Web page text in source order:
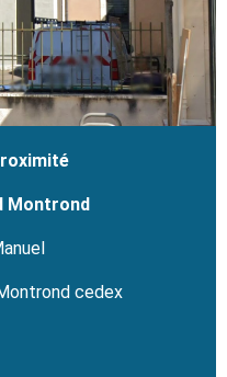
Montrond
cedex